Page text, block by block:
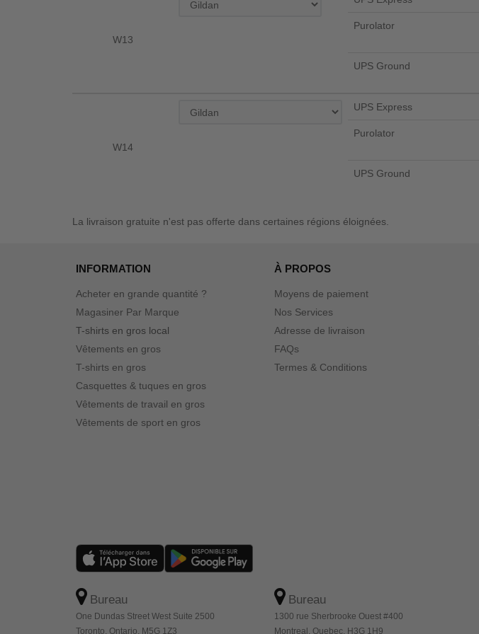
W13
Purolator
UPS Ground
W14
UPS Express
Purolator
UPS Ground
La livraison gratuite n'est pas offerte dans certaines régions éloignées.
INFORMATION
Acheter en grande quantité ?
Magasiner Par Marque
T-shirts en gros local
Vêtements en gros
T-shirts en gros
Casquettes & tuques en gros
Vêtements de travail en gros
Vêtements de sport en gros
À PROPOS
Moyens de paiement
Nos Services
Adresse de livraison
FAQs
Termes & Conditions
Bureau
One Dundas Street West Suite 2500
Toronto, Ontario, M5G 1Z3
Bureau
1300 rue Sherbrooke Ouest #400
Montreal, Quebec, H3G 1H9